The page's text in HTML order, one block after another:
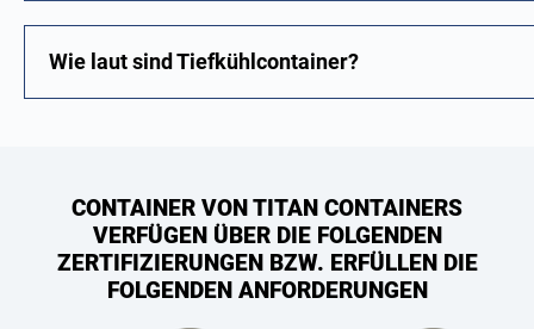
Wie laut sind Tiefkühlcontainer?
CONTAINER VON TITAN CONTAINERS
VERFÜGEN ÜBER DIE FOLGENDEN
ZERTIFIZIERUNGEN BZW. ERFÜLLEN DIE
FOLGENDEN ANFORDERUNGEN